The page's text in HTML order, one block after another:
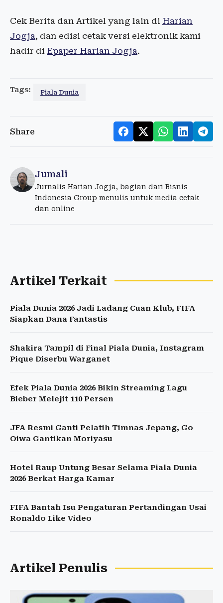
Cek Berita dan Artikel yang lain di Harian
Jogja, dan edisi cetak versi elektronik kami
hadir di Epaper Harian Jogja.
Tags: Piala Dunia
Share
Jumali
Jurnalis Harian Jogja, bagian dari Bisnis
Indonesia Group menulis untuk media cetak
dan online
Artikel Terkait
Piala Dunia 2026 Jadi Ladang Cuan Klub, FIFA
Siapkan Dana Fantastis
Shakira Tampil di Final Piala Dunia, Instagram
Pique Diserbu Warganet
Efek Piala Dunia 2026 Bikin Streaming Lagu
Bieber Melejit 110 Persen
JFA Resmi Ganti Pelatih Timnas Jepang, Go
Oiwa Gantikan Moriyasu
Hotel Raup Untung Besar Selama Piala Dunia
2026 Berkat Harga Kamar
FIFA Bantah Isu Pengaturan Pertandingan Usai
Ronaldo Like Video
Artikel Penulis